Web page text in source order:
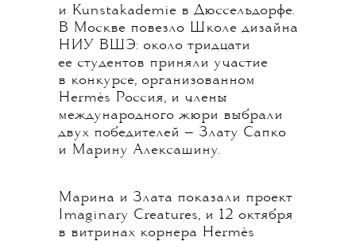
и Kunstakademie в Дюссельдорфе.
В Москве повезло Школе дизайна
НИУ ВШЭ: около тридцати
ее студентов приняли участие
в конкурсе, организованном
Hermès Россия, и члены
международного жюри выбрали
двух победителей — Злату Сапко
и Марину Алексашину.
Марина и Злата показали проект
Imaginary Creatures, и 12 октября
в витринах корнера Hermès